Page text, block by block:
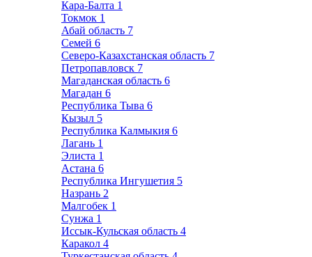
Кара-Балта 1
Токмок 1
Абай область 7
Семей 6
Северо-Казахстанская область 7
Петропавловск 7
Магаданская область 6
Магадан 6
Республика Тыва 6
Кызыл 5
Республика Калмыкия 6
Лагань 1
Элиста 1
Астана 6
Республика Ингушетия 5
Назрань 2
Малгобек 1
Сунжа 1
Иссык-Кульская область 4
Каракол 4